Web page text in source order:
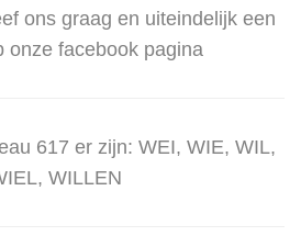
ons graag en uiteindelijk een
onze facebook pagina
617 er zijn: WEI, WIE, WIL,
WILLEN